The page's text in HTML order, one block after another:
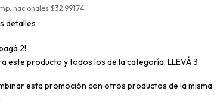
nacionales $32.991,74
detalles
2!
este producto y todos los de la categoría: LLEVÁ 3
esta promoción con otros productos de la misma